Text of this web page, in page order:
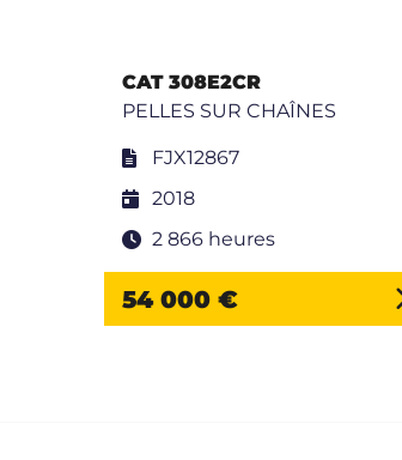
CAT 308E2CR
PELLES SUR CHAÎNES
FJX12867
2018
2 866 heures
54 000 €